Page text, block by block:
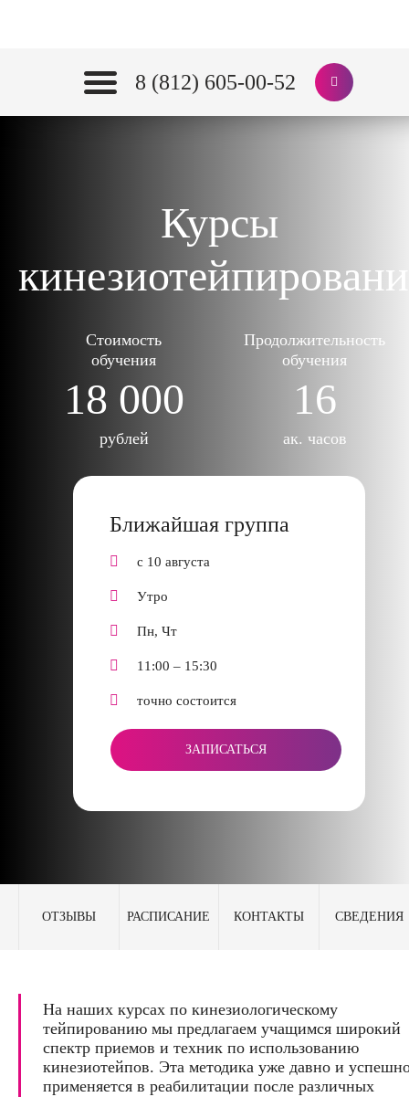
8 (812) 605-00-52
Курсы
Стоимость
обучения
18 000
рублей
Продолжительность
обучения
16
ак. часов
Ближайшая группа
с 10 августа
Утро
Пн, Чт
11:00 – 15:30
точно состоится
ЗАПИСАТЬСЯ
ОТЗЫВЫ РАСПИСАНИЕ КОНТАКТЫ СВЕДЕНИЯ
На наших курсах по кинезиологическому
тейпированию мы предлагаем учащимся широкий
спектр приемов и техник по использованию
кинезиотейпов. Эта методика уже давно и
применяется в реабилитации после различных